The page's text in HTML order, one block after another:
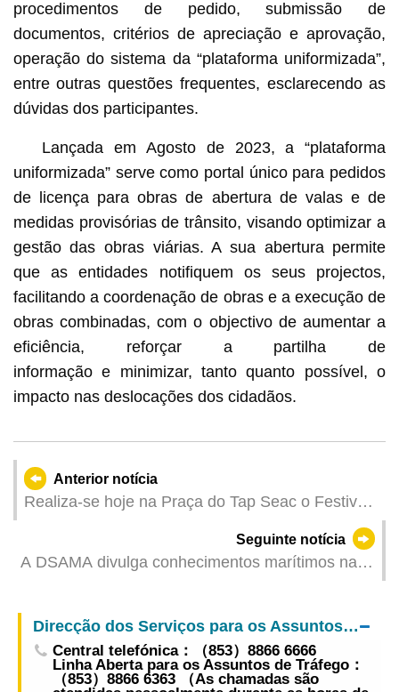
procedimentos de pedido, submissão de
documentos, critérios de apreciação e aprovação,
operação do sistema da “plataforma uniformizada”,
entre outras questões frequentes, esclarecendo as
dúvidas dos participantes.
Lançada em Agosto de 2023, a “plataforma
uniformizada” serve como portal único para pedidos
de licença para obras de abertura de valas e de
medidas provisórias de trânsito, visando optimizar a
gestão das obras viárias. A sua abertura permite
que as entidades notifiquem os seus projectos,
facilitando a coordenação de obras e a execução de
obras combinadas, com o objectivo de aumentar a
eficiência, reforçar a partilha de
informação e minimizar, tanto quanto possível, o
impacto nas deslocações dos cidadãos.
Anterior notícia
Realiza-se hoje na Praça do Tap Seac o Festival
de Divulgação Jurídica – “No Caminho com a Lei”
Seguinte notícia
A DSAMA divulga conhecimentos marítimos nas
Direcção dos Serviços para os Assuntos de Tráfego
Central telefónica：（853）8866 6666
Linha Aberta para os Assuntos de Tráfego：
（853）8866 6363 （As chamadas são